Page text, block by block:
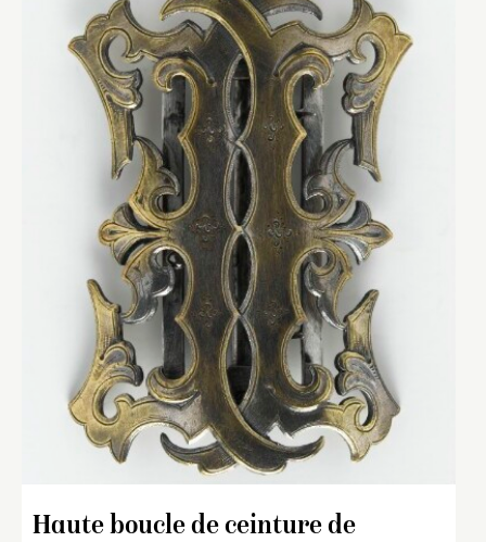
Haute boucle de ceinture de